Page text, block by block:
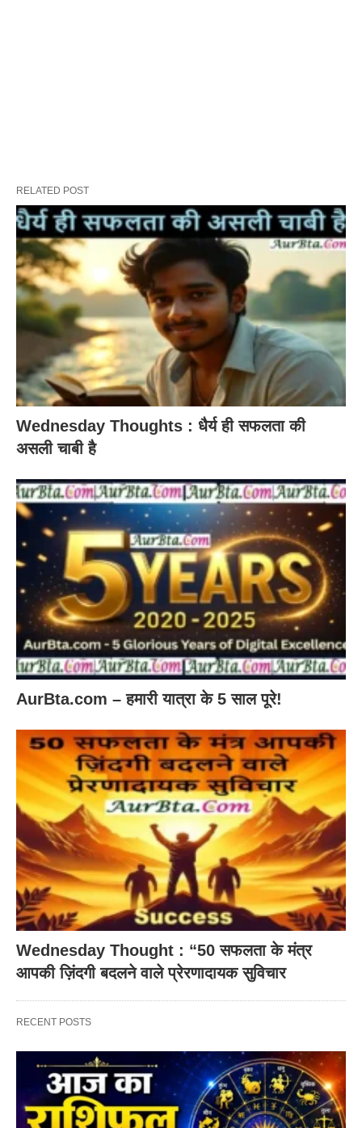
RELATED POST
Wednesday Thoughts : धैर्य ही सफलता की
असली चाबी है
AurBta.com – हमारी यात्रा के 5 साल पूरे!
Wednesday Thought : “50 सफलता के मंत्र
आपकी ज़िंदगी बदलने वाले प्रेरणादायक सुविचार
RECENT POSTS